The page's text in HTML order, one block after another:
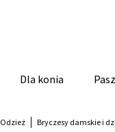
Dla konia
Odzież Bryczesy damskie i